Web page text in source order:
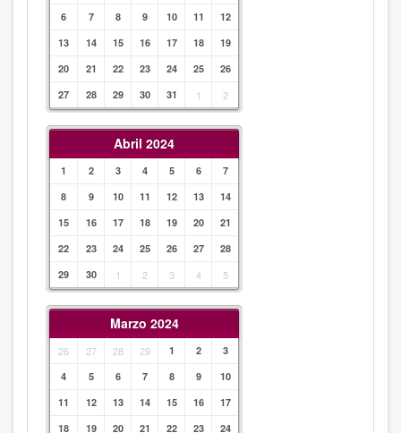
6
7 8 9 10 11
12
13
14 15 16 17 18
19
20
21 22 23 24 25
26
27
28 29 30 31 1 2
Abril 2024
1 2 3 4 5 6
7
8
9 10 11 12 13
14
15
16 17 18 19 20
21
22
23 24 25 26 27
28
29
30 1 2 3 4 5
Marzo 2024
26 27 28 29 1 2
3
4
5 6 7 8 9
10
11
12 13 14 15 16
17
18
19 20 21 22 23
24